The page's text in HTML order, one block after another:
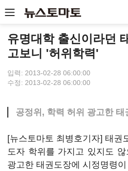
유명대학 출신이라던
고보니 '허위학력'
입력: 2013-02-28 06:00:00
수정: 2013-02-28 06:00:00
공정위, 학력 허위 광고한 태
[뉴스토마토 최병호기자] 태권
도자 학위를 가지고 있지도
광고한 태권도장에 시정명령